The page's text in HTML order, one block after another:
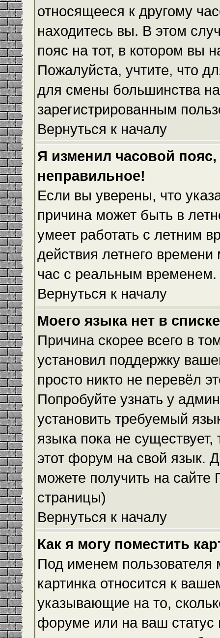
относящееся к другому
находитесь вы. В этом
пояс на тот, в котором вы
Пожалуйста, учтите, что
для смены большинства
зарегистрированным
Вернуться к началу
Я изменил часовой
неправильное!
Если вы уверены, что
причина может быть в
умеет работать с летним
действия летнего
час с реальным временем.
Вернуться к началу
Моего языка нет в
Причина скорее всего в
установил поддержку
просто никто не перевёл
Попробуйте узнать у
установить требуемый
языка пока не
этот форум на свой язык.
можете получить на сайте
страницы)
Вернуться к началу
Как я могу поместить
Под именем пользователя
картинка относится к
указывающие на то,
форуме или на ваш